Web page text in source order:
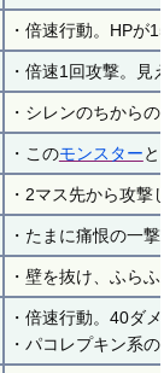
・倍速行動。HPが
・倍速1回攻撃。見
・シレンのちから
・このモンスター
・2マス先から攻撃
・たまに痛恨の一
・壁を抜け、ふら
・倍速行動。40ダ
・パコレプキン系